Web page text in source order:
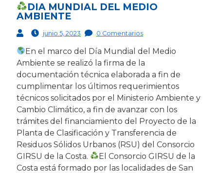
DIA MUNDIAL DEL MEDIO
AMBIENTE
junio 5, 2023 0 Comentarios
En el marco del Día Mundial del Medio
Ambiente se realizó la firma de la
documentación técnica elaborada a fin de
cumplimentar los últimos requerimientos
técnicos solicitados por el Ministerio Ambiente y
Cambio Climático, a fin de avanzar con los
trámites del financiamiento del Proyecto de la
Planta de Clasificación y Transferencia de
Residuos Sólidos Urbanos (RSU) del Consorcio
GIRSU de la Costa.
El Consorcio GIRSU de la
Costa está formado por las localidades de San